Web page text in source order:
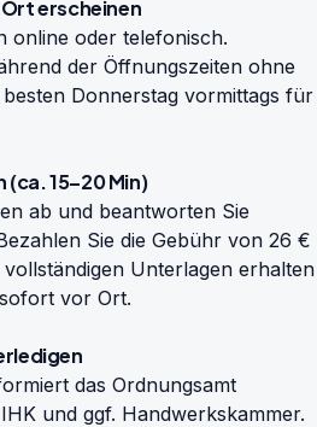
erscheinen
online oder telefonisch.
der Öffnungszeiten ohne
Donnerstag vormittags für
15–20 Min)
ab und beantworten Sie
Sie die Gebühr von 26 €
Unterlagen erhalten
vor Ort.
das Ordnungsamt
und ggf. Handwerkskammer.